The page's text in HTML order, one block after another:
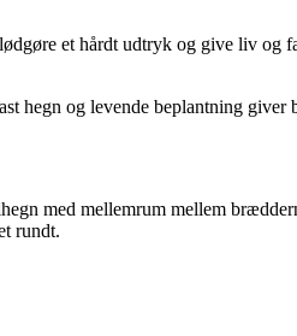
et hårdt udtryk og give liv og
hegn og levende beplantning giver
med mellemrum mellem
rundt.